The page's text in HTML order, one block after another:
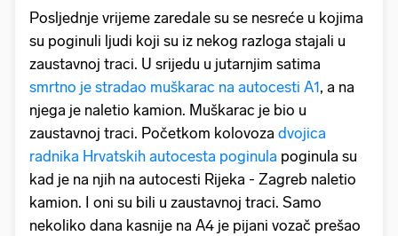
Posljednje vrijeme zaredale su se nesreće u kojima
su poginuli ljudi koji su iz nekog razloga stajali u
zaustavnoj traci. U srijedu u jutarnjim satima
smrtno je stradao muškarac na autocesti A1, a na
njega je naletio kamion. Muškarac je bio u
zaustavnoj traci. Početkom kolovoza dvojica
radnika Hrvatskih autocesta poginula poginula su
kad je na njih na autocesti Rijeka - Zagreb naletio
kamion. I oni su bili u zaustavnoj traci. Samo
nekoliko dana kasnije na A4 je pijani vozač prešao